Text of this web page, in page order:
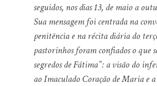
seguidos, nos dias 13, de maio a
Sua mensagem foi centrada na
penitência e na récita diária do
pastorinhos foram confiados o que
segredos de Fátima”: a visão do
ao Imaculado Coração de Maria e